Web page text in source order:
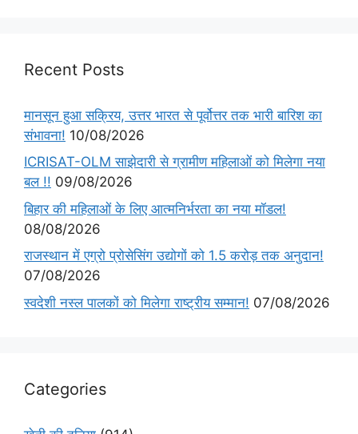
Recent Posts
मानसून हुआ सक्रिय, उत्तर भारत से पूर्वोत्तर तक भारी बारिश का
संभावना! 10/08/2026
ICRISAT-OLM साझेदारी से ग्रामीण महिलाओं को मिलेगा नया
बल !! 09/08/2026
बिहार की महिलाओं के लिए आत्मनिर्भरता का नया मॉडल!
08/08/2026
राजस्थान में एग्रो प्रोसेसिंग उद्योगों को 1.5 करोड़ तक अनुदान!
07/08/2026
स्वदेशी नस्ल पालकों को मिलेगा राष्ट्रीय सम्मान! 07/08/2026
Categories